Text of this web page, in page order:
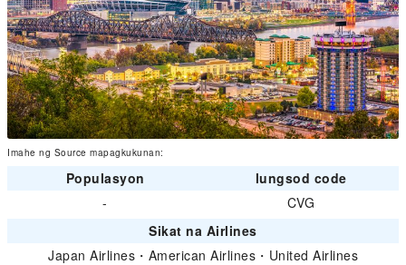
Imahe ng Source mapagkukunan:
Populasyon
lungsod code
-
CVG
Sikat na Airlines
Japan Airlines ・ American Airlines ・ United Airlines